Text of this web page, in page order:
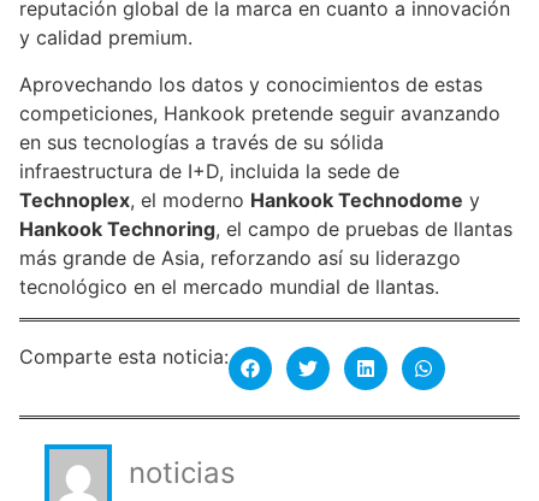
reputación global de la marca en cuanto a innovación
y calidad premium.
Aprovechando los datos y conocimientos de estas
competiciones, Hankook pretende seguir avanzando
en sus tecnologías a través de su sólida
infraestructura de I+D, incluida la sede de
Technoplex, el moderno Hankook Technodome y
Hankook Technoring, el campo de pruebas de llantas
más grande de Asia, reforzando así su liderazgo
tecnológico en el mercado mundial de llantas.
Comparte esta noticia:
noticias